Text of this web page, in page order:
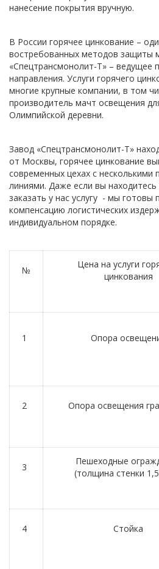
нанесение покрытия вручную.
В России горячее цинкование –
востребованных методов защиты
«Спецтрансмонолит-Т» – ведущее
направления. Услуги горячего
многие крупные компании, в том
производитель мачт освещения
Олимпийской деревни.
Завод «Спецтрансмонолит-Т»
от Москвы, горячее цинкование
современных цехах с несколькими
линиями. Даже если вы
заказать у нас услугу - мы готовы
компенсацию логистических
индивидуальном порядке.
№
Цена на услуги
цинкования
1 Опора
2 Опора освещения
3
Пешеходные
(толщина стенки
4 Стойка